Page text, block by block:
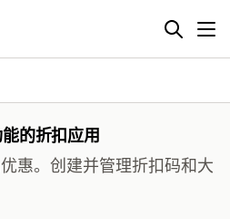
的折扣应用
惠。创建并管理折扣码和大